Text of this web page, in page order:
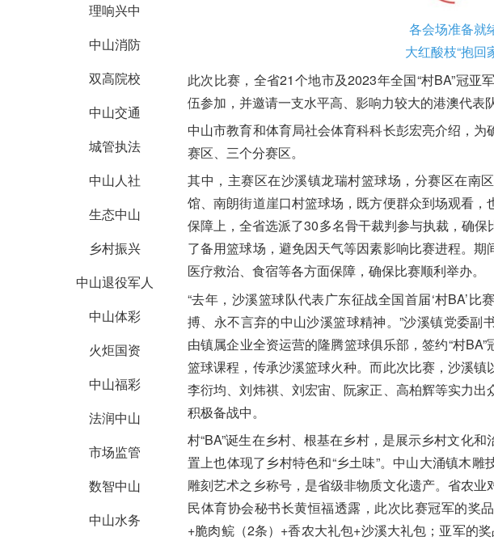
理响兴中
中山消防
双高院校
中山交通
城管执法
中山人社
生态中山
乡村振兴
中山退役军人
中山体彩
火炬国资
中山福彩
法润中山
市场监管
数智中山
中山水务
各会场准备就
大红酸枝“抱回
此次比赛， 全省21个地市及2023年全国“村BA”冠
伍参加，并邀请一支水平高、影响力较大的港澳代表
中山市教育和体育局社会体育科科长彭宏亮介绍，
赛区、三个分赛区。
其中，主赛区在沙溪镇龙瑞村篮球场 ，分赛区在南
馆、南朗街道崖口村篮球场 ，既方便群众到场观看
保障上，全省选派了30多名骨干裁判参与执裁，确
了备用篮球场，避免因天气等因素影响比赛进程。期
医疗救治、食宿等各方面保障，确保比赛顺利举办。
“去年，沙溪篮球队代表广东征战全国首届‘村BA’
搏、永不言弃的中山沙溪篮球精神。”沙溪镇党委副
由镇属企业全资运营的隆腾篮球俱乐部，签约“村
篮球课程，传承沙溪篮球火种。而此次比赛，沙溪
李衍均、刘炜祺、刘宏宙、阮家正、高柏辉等实力
积极备战中。
村“BA”诞生在乡村、根基在乡村，是展示乡村文化
置上也体现了乡村特色和“乡土味”。中山大涌镇木
雕刻艺术之乡称号，是省级非物质文化遗产。省农
民体育协会秘书长黄恒福透露， 此次比赛冠军的奖
+脆肉鲩（2条）+香农大礼包+沙溪大礼包；亚军的